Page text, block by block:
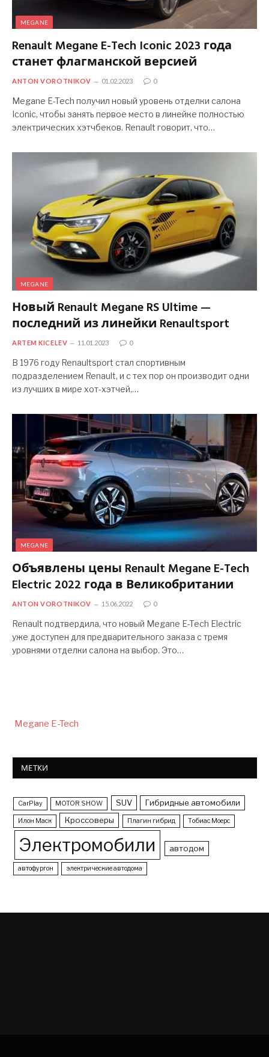
MEGANE
Renault Megane E-Tech Iconic 2023 года
станет флагманской версией
ANTON VOROTNIKOV 01.02.2023 0
Megane E-Tech получил новый уровень отделки салона
Iconic, чтобы занять первое место в линейке полностью
электрических хэтчбеков. Renault говорит, что…
MEGANE
Новый Renault Megane RS Ultime —
последний из линейки Renaultsport
ARTEM KICELEV 11.01.2023 0
В 1976 году Renaultsport стал спортивным
подразделением Renault, и с тех пор он производит одни
из лучших в мире хот-хэтчей,…
MEGANE
Объявлены цены Renault Megane E-Tech
Electric 2022 года в Великобритании
ANTON VOROTNIKOV 15.06.2022 0
Renault подтвердила, что новый Megane E-Tech Electric
уже доступен для предварительного заказа с тремя
уровнями отделки салона на выбор. Это…
Megane E-Tech
МЕТКИ
CarPlay MOTOR SHOW SUV Гибридные автомобили
Илон Маск Кроссоверы Плагин гибрид Тобиас Моерс
Электромобили автодом
автофургон электрические автодома